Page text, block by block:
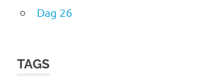
Dag 26
TAGS